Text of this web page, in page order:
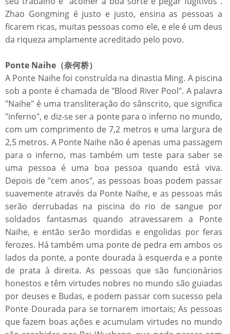
Zhao Gongming é justo e justo, ensina as pessoas a
ficarem ricas, muitas pessoas como ele, e ele é um deus
da riqueza amplamente acreditado pelo povo.
Ponte Naihe（奈何桥）
A Ponte Naihe foi construída na dinastia Ming. A piscina
sob a ponte é chamada de "Blood River Pool". A palavra
"Naihe" é uma transliteração do sânscrito, que significa
"inferno", e diz-se ser a ponte para o inferno no mundo,
com um comprimento de 7,2 metros e uma largura de
2,5 metros. A Ponte Naihe não é apenas uma passagem
para o inferno, mas também um teste para saber se
uma pessoa é uma boa pessoa quando está viva.
Depois de "cem anos", as pessoas boas podem passar
suavemente através da Ponte Naihe, e as pessoas más
serão derrubadas na piscina do rio de sangue por
soldados fantasmas quando atravessarem a Ponte
Naihe, e então serão mordidas e engolidas por feras
ferozes. Há também uma ponte de pedra em ambos os
lados da ponte, a ponte dourada à esquerda e a ponte
de prata à direita. As pessoas que são funcionários
honestos e têm virtudes nobres no mundo são guiadas
por deuses e Budas, e podem passar com sucesso pela
Ponte Dourada para se tornarem imortais; As pessoas
que fazem boas ações e acumulam virtudes no mundo